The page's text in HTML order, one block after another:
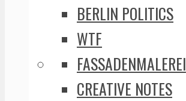
BERLIN POLITICS
WTF
FASSADENMALEREI
CREATIVE NOTES